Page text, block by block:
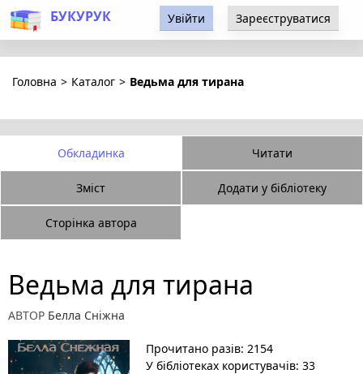
БУКУРУК Увійти Зареєструватися
Головна > Каталог > Ведьма для тирана
Обкладинка Читати
Зміст Додати у бібліотеку
Сторінка автора
Ведьма для тирана
АВТОР Белла Сніжна
Прочитано разів: 2154
У бібліотеках користувачів: 33